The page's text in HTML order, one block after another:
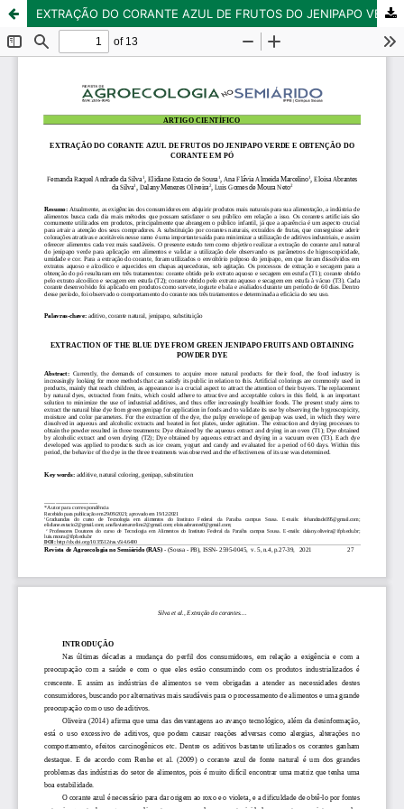
EXTRAÇÃO DO CORANTE AZUL DE FRUTOS DO JENIPAPO VERDE E OBTENÇÃO DO CORANTE EM PÓ